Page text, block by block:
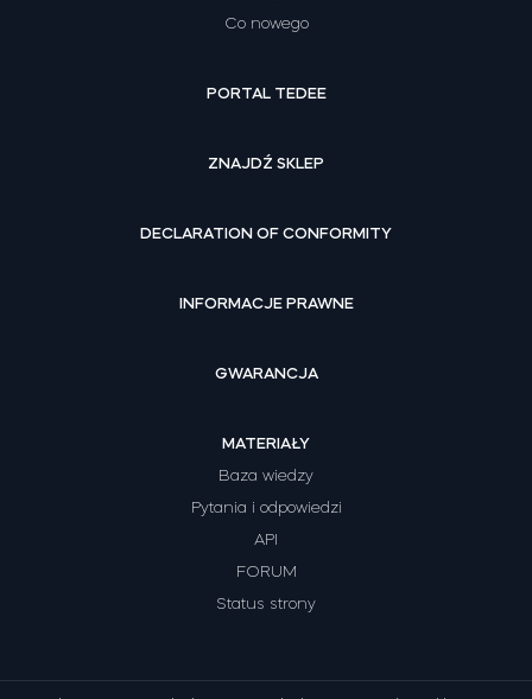
Co nowego
PORTAL TEDEE
ZNAJDŹ SKLEP
DECLARATION OF CONFORMITY
INFORMACJE PRAWNE
GWARANCJA
MATERIAŁY
Baza wiedzy
Pytania i odpowiedzi
API
FORUM
Status strony